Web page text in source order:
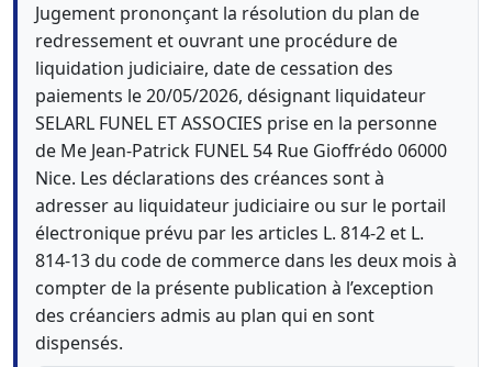
Jugement prononçant la résolution du plan de
redressement et ouvrant une procédure de
liquidation judiciaire, date de cessation des
paiements le 20/05/2026, désignant liquidateur
SELARL FUNEL ET ASSOCIES prise en la personne
de Me Jean-Patrick FUNEL 54 Rue Gioffrédo 06000
Nice. Les déclarations des créances sont à
adresser au liquidateur judiciaire ou sur le portail
électronique prévu par les articles L. 814-2 et L.
814-13 du code de commerce dans les deux mois à
compter de la présente publication à l’exception
des créanciers admis au plan qui en sont
dispensés.